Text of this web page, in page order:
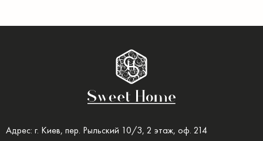
Адрес: г. Киев, пер. Рыльский 10/3, 2 этаж, оф. 214